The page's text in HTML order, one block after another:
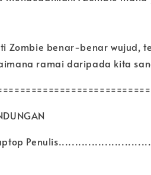
Zombie benar-benar wujud,
ramai daripada kita